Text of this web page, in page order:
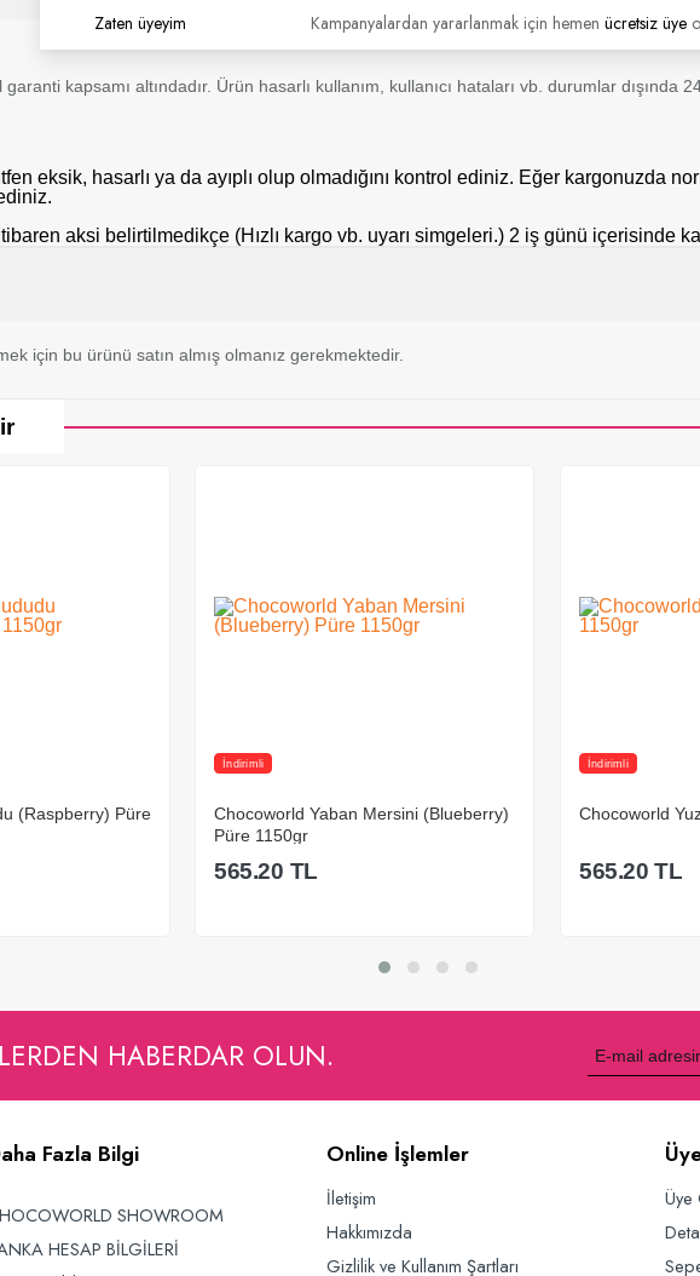
kapsamı altındadır. Ürün hasarlı kullanım, kullanıcı hataları vb. durumlar dışında
eksik, hasarlı ya da ayıplı olup olmadığını kontrol ediniz. Eğer kargonuzda
aksi belirtilmedikçe (Hızlı kargo vb. uyarı simgeleri.) 2 iş günü içerisinde
için bu ürünü satın almış olmanız gerekmektedir.
Chocoworld Yaban Mersini (Blueberry)
Chocoworld Yuzu Meyve Püre
HABERDAR OLUN.
Fazla Bilgi
SHOWROOM
HESAP BİLGİLERİ
Online İşlemler
İletişim
Hakkımızda
Gizlilik ve Kullanım Şartları
Üye
Kampanyalardan yararlanmak için hemen ücretsiz üye
Zaten üyeyim